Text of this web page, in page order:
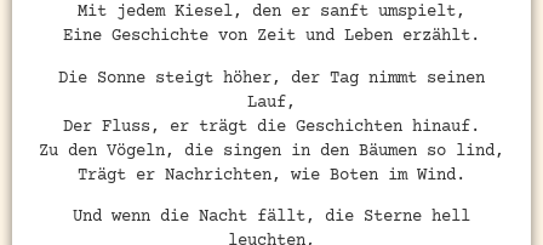
Mit jedem Kiesel, den er sanft umspielt,
Eine Geschichte von Zeit und Leben erzählt.
Die Sonne steigt höher, der Tag nimmt seinen
Lauf,
Der Fluss, er trägt die Geschichten hinauf.
Zu den Vögeln, die singen in den Bäumen so lind,
Trägt er Nachrichten, wie Boten im Wind.
Und wenn die Nacht fällt, die Sterne hell